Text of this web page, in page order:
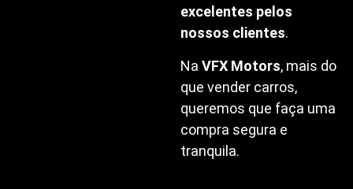
excelentes pelos
nossos clientes.
NaVFX Motors, mais do
que vender carros,
queremos que faça uma
compra segura e
tranquila.